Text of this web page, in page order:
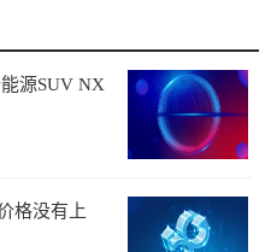
源SUV NX
格没有上